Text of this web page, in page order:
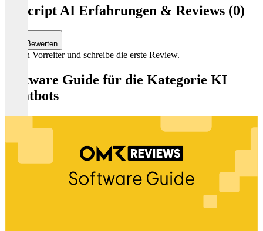
Unscript AI Erfahrungen & Reviews (0)
Bewerten
Sei ein Vorreiter und schreibe die erste Review.
Software Guide für die Kategorie KI
Chatbots